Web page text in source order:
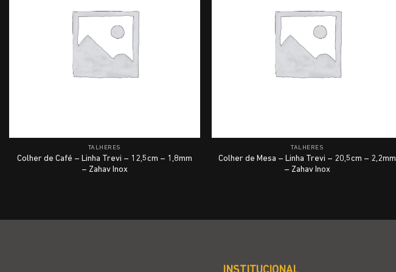
TALHERES
Colher de Café – Linha Trevi – 12,5cm – 1,8mm
– Zahav Inox
TALHERES
Colher de Mesa – Linha Trevi – 20,5cm – 2,2mm
– Zahav Inox